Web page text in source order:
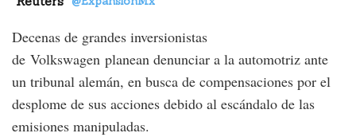
Decenas de grandes inversionistas
de Volkswagen planean denunciar a la automotriz ante
un tribunal alemán, en busca de compensaciones por el
desplome de sus acciones debido al escándalo de las
emisiones manipuladas.